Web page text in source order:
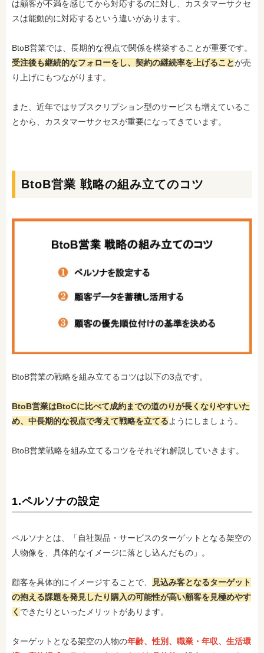
は顧客が不満を感じてから対応するのに対し、カスタマーサクセ
スは能動的に対応するという違いがあります。
BtoB営業では、長期的な視点で関係を構築することが重要です。
受注後も継続的なフォローをし、契約の継続率を上げることが売
り上げにもつながります。
また、近年ではサブスクリプション型のサービスも増えているこ
とから、カスタマーサクセスが重要になってきています。
BtoB営業 戦略の組み立てのコツ
BtoB営業の戦略を組み立てるコツは以下の3点です。
BtoB営業はBtoCに比べて成約までの道のりが長くなりやすいた
め、中長期的な視点で考えて戦略を立てるようにしましょう。
BtoB営業戦略を組み立てるコツをそれぞれ解説していきます。
1.ペルソナの設定
ペルソナとは、「自社製品・サービスのターゲットとなる架空の
人物像を、具体的なイメージに落とし込んだもの」。
顧客を具体的にイメージすることで、
見込み客となるターゲット
の抱える課題を発見したり購入の可能性が高い顧客を見極めやす
く できたりといったメリットがあります。
ターゲットとなる架空の人物の年齢、性別、職業・年収、生活環